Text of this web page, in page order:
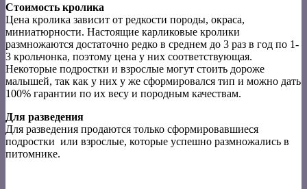
Стоимость кролика
Цена кролика зависит от редкости породы, окраса,
миниатюрности. Настоящие карликовые кролики
размножаются достаточно редко в среднем до 3 раз в год по 1-
3 крольчонка, поэтому цена у них соответствующая.
Некоторые подростки и взрослые могут стоить дороже
малышей, так как у них у же сформировался тип и можно дать
100% гарантии по их весу и породным качествам.
Для разведения
Для разведения продаются только сформировавшиеся
подростки или взрослые, которые успешно размножались в
питомнике.